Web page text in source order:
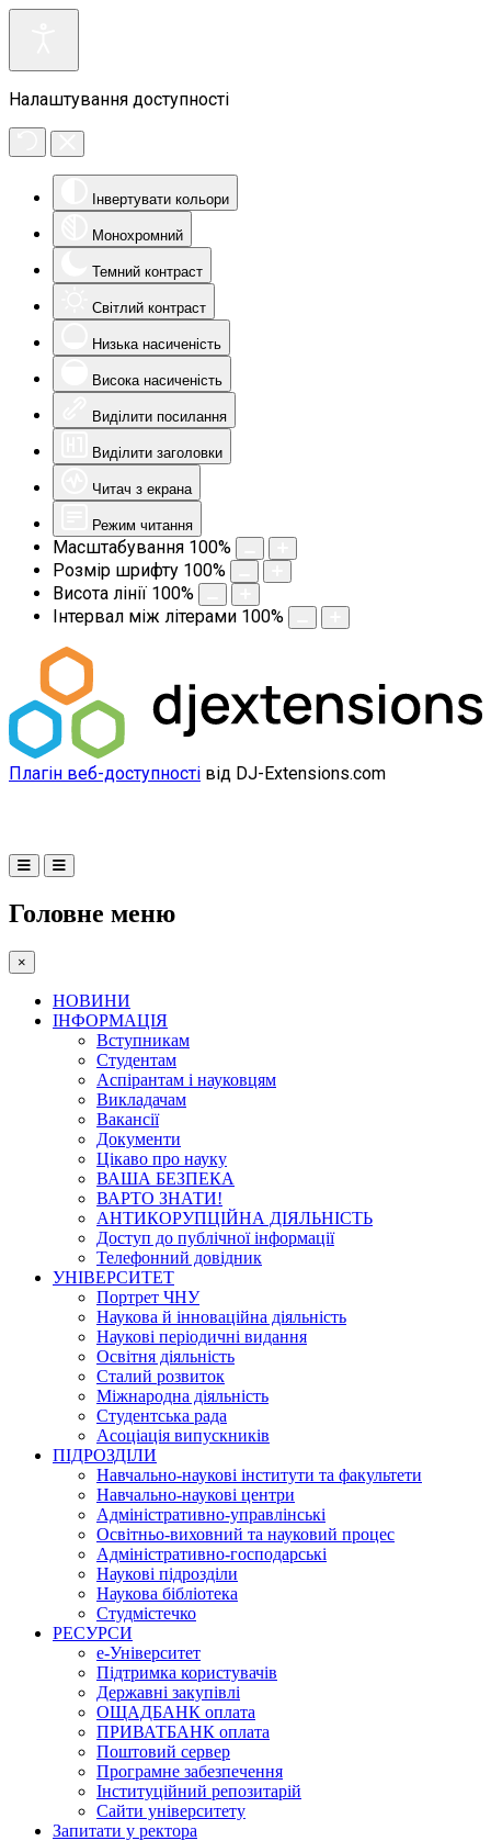
Налаштування доступності
Інвертувати кольори
Монохромний
Темний контраст
Світлий контраст
Низька насиченість
Висока насиченість
Виділити посилання
Виділити заголовки
Читач з екрана
Режим читання
Масштабування 100%
Розмір шрифту 100%
Висота лінії 100%
Інтервал між літерами 100%
Плагін веб-доступності від DJ-Extensions.com
Головне меню
×
НОВИНИ
ІНФОРМАЦІЯ
Вступникам
Студентам
Аспірантам і науковцям
Викладачам
Вакансії
Документи
Цікаво про науку
ВАША БЕЗПЕКА
ВАРТО ЗНАТИ!
АНТИКОРУПЦІЙНА ДІЯЛЬНІСТЬ
Доступ до публічної інформації
Телефонний довідник
УНІВЕРСИТЕТ
Портрет ЧНУ
Наукова й інноваційна діяльність
Наукові періодичні видання
Освітня діяльність
Сталий розвиток
Міжнародна діяльність
Студентська рада
Асоціація випускників
ПІДРОЗДІЛИ
Навчально-наукові інститути та факультети
Навчально-наукові центри
Адміністративно-управлінські
Освітньо-виховний та науковий процес
Адміністративно-господарські
Наукові підрозділи
Наукова бібліотека
Студмістечко
РЕСУРСИ
е-Університет
Підтримка користувачів
Державні закупівлі
ОЩАДБАНК оплата
ПРИВАТБАНК оплата
Поштовий сервер
Програмне забезпечення
Інституційний репозитарій
Сайти університету
Запитати у ректора